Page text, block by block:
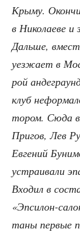
Кры­му.
в Нико­ла­е­ве и
Даль­ше,
уез­жа­ет в
рой
клуб
то­ром. Сюда
При­гов, Лев
Евге­ний
устра­и­ва­ли
Вхо­дил в
«Эпси­лон-
та­ны пер­вые